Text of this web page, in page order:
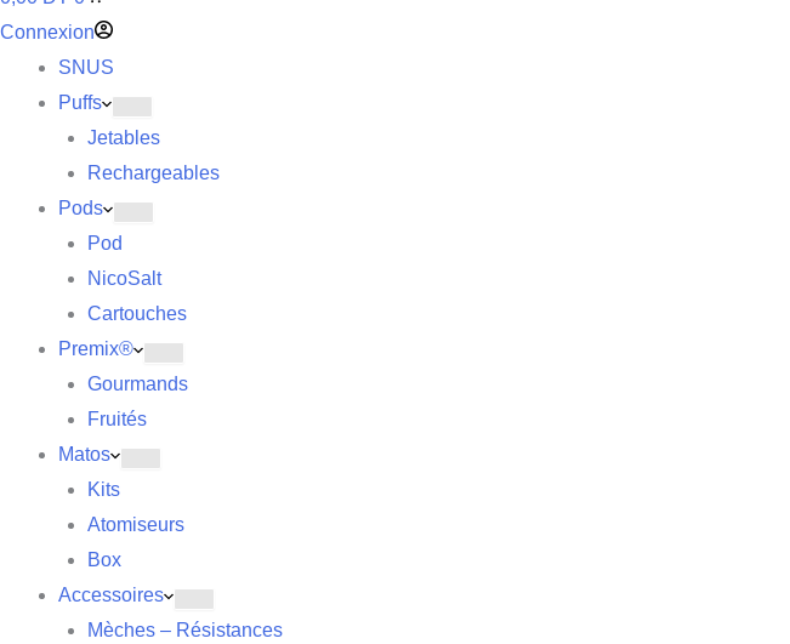
Connexion
SNUS
Puffs
Jetables
Rechargeables
Pods
Pod
NicoSalt
Cartouches
Premix®
Gourmands
Fruités
Matos
Kits
Atomiseurs
Box
Accessoires
Mèches – Résistances